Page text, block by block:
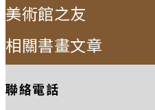
美術館之友
相關書畫文章
聯絡電話